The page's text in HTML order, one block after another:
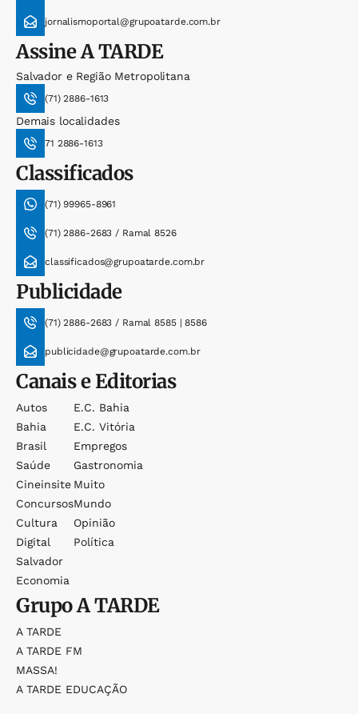
jornalismoportal@grupoatarde.com.br
AssineA TARDE
Salvador e Região Metropolitana
(71) 2886-1613
Demais localidades
71 2886-1613
Classificados
(71) 99965-8961
(71) 2886-2683 / Ramal 8526
classificados@grupoatarde.com.br
Publicidade
(71) 2886-2683 / Ramal 8585 | 8586
publicidade@grupoatarde.com.br
Canais e Editorias
Autos
Bahia
Brasil
Saúde
Cineinsite
Concursos
Cultura
Digital
Salvador
Economia
E.c. Bahia
E.c. Vitória
Empregos
Gastronomia
Muito
Mundo
Opinião
Política
GrupoA TARDE
A TARDE
A TARDE FM
MASSA!
A TARDE EDUCAÇÃO